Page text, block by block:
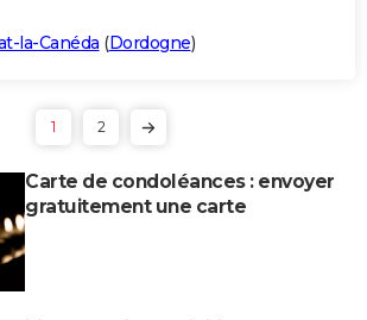
la-Canéda (Dordogne)
1 2
Carte de condoléances : envoyer
gratuitement une carte